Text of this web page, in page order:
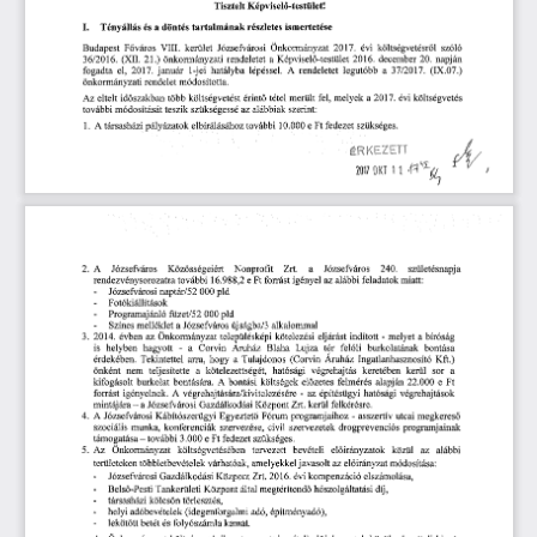
Tisztelt
  Képviselő-testület!
I.       Tényállás
  és
  a döntés
  tartalmának
  részletes
  ismertetése
Budapest
  Főváros
  VIII.
  kerület
  Józsefvárosi
  Önkormányzat
   2017.
  évi
  költségvetésről
   szóló
36/2016.
  (XII.
  21.)
  önkormányzati
  rendeletet
  a  Képviselő-testület
  2016.
  december
  20.
  napján
fogadta
  el,
  2017.
  január
   1-jei
  hatályba
  lépéssel.
   A
  rendeletet
  legutóbb
   a
  37/2017.
   (IX.07.)
önkormányzati
  rendelet
  módosította.
Az
  eltelt
  időszakban
  több
  költségvetést
  érintő
  tétel
  merült
  fel,
melyek
  a 2017.
  évi
  költségvetés
további
  módosítását
  teszik
  szükségessé
  az
  alábbiak
  szerint:
1.    A társasházi
  pályázatok
  elbírálásához
  további
  10.000
  e Ft
fedezet
  szükséges.
r— "y r-"
1.     ^
2.    A
     Józsefváros
     Közösségeiért
     Nonprofit
     Zrt.
     a
     Józsefváros
     240.
     születésnapja
rendezvénysorozatra
  további
  16.988,2
  e Ft
forrást igényel
  az
  alábbi
  feladatok
  miatt:
Józsefvárosi naptár/52 000
  pld
Fotókiállítások
-     Programajánló
  fuzet/52
000
  pld
Színes melléklet
  a Józsefváros
újságba/3
  alkalommal
3.    2014.
  évben
  az
  Önkormányzat
  településképi
  kötelezési
  eljárást
  indított
  -  melyet
  a  bíróság
is    helyben
   hagyott
   -
   a
   Corvin
   Áruház
   Blaha
   Lujza
   tér
   felőli
   burkolatának
   bontása
érdekében.
  Tekintettel
  arra,
  hogy
  a
  Tulajdonos
  (Corvin
  Áruház
  Ingatlanhasznosító
  Kft.)
önként
   nem
   teljesítette
   a
   kötelezettségét,
   hatósági
   végrehajtás
   keretében
   kerül
   sor
   a
kifogásolt
  burkolat
  bontására.
  A
  bontási
  költségek
  előzetes
  felmérés
  alapján
  22.000
  e  Ft
forrást
  igényelnek.
  A
  végrehajtására/kivitelezésére
  -  az
  építésügyi
  hatósági
  végrehajtások
mintájára -  a Józsefvárosi Gazdálkodási
  Központ
  Zrt.
kerül
  felkérésre.
4.    A
  Józsefvárosi
  Kábítószerügyi
  Egyeztető
  Fórum
  programjaihoz
  -  asszertív
  utcai
  megkereső
szociális
  munka,
  konferenciák
  szervezése,
  civil
  szervezetek
  drogprevenciós
  programjainak
támogatása
  -  további
  3.000
  e Ft
fedezet
  szükséges.
5.    Az
   Önkormányzat
    költségvetésében
    tervezett
   bevételi
    előirányzatok
    közül
   az
    alábbi
területeken
  többletbevételek
  várhatóak,
  amelyekkel
javasolt
  az
előirányzat
  módosítása:
-     Józsefvárosi Gazdálkodási
  Központ
  Zrt.
2016. évi kompenzáció
  elszámolása,
Belső-Pesti
  Tankerületi
  Központ
  által
megtérítendő
  hőszolgáltatási
  díj,
-     társasházi
  kölcsön
  törlesztés,
-     helyi adóbevételek
  (idegenforgalmi
adó,
  építményadó),
-     lekötött
  betét
és folyószámla
  kamat.